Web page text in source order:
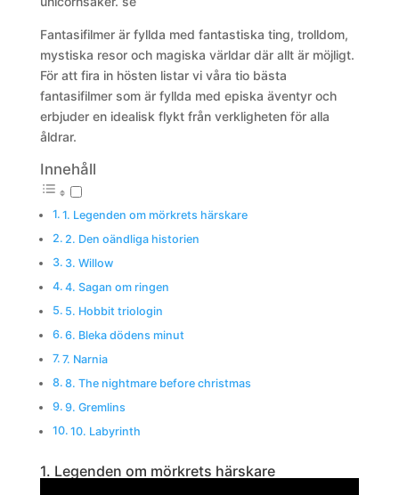
Fantasifilmer är fyllda med fantastiska ting, trolldom,
mystiska resor och magiska världar där allt är möjligt.
För att fira in hösten listar vi våra tio bästa
fantasifilmer som är fyllda med episka äventyr och
erbjuder en idealisk flykt från verkligheten för alla
åldrar.
Innehåll
1. Legenden om mörkrets härskare
2. Den oändliga historien
3. Willow
4. Sagan om ringen
5. Hobbit triologin
6. Bleka dödens minut
7. Narnia
8. The nightmare before christmas
9. Gremlins
10. Labyrinth
1. Legenden om mörkrets härskare